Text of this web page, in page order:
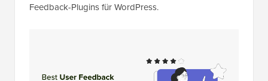
Feedback-Plugins für WordPress.